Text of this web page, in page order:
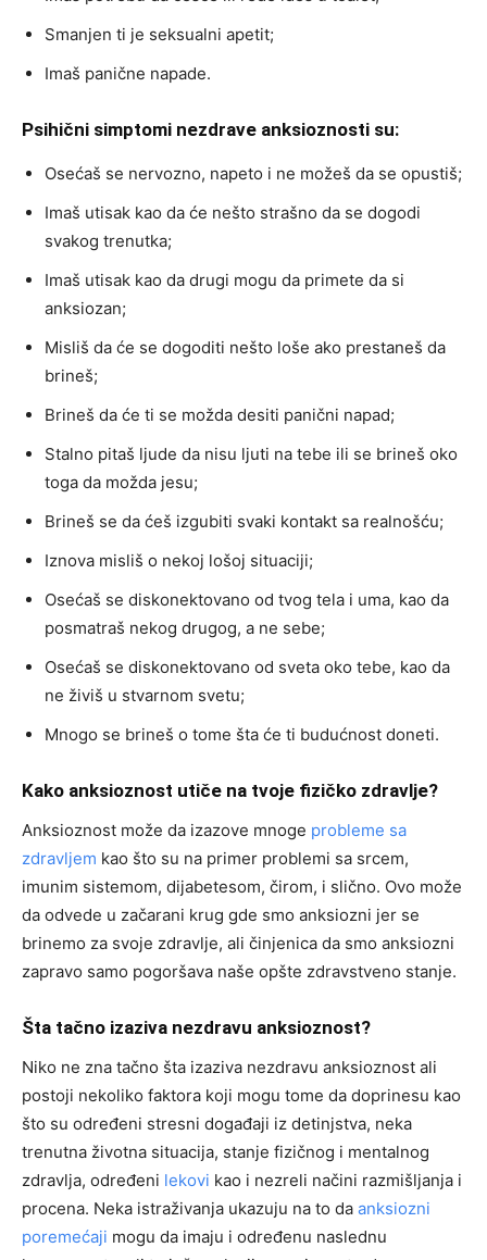
Smanjen ti je seksualni apetit;
Imaš panične napade.
Psihični simptomi nezdrave anksioznosti su:
Osećaš se nervozno, napeto i ne možeš da se opustiš;
Imaš utisak kao da će nešto strašno da se dogodi
svakog trenutka;
Imaš utisak kao da drugi mogu da primete da si
anksiozan;
Misliš da će se dogoditi nešto loše ako prestaneš da
brineš;
Brineš da će ti se možda desiti panični napad;
Stalno pitaš ljude da nisu ljuti na tebe ili se brineš oko
toga da možda jesu;
Brineš se da ćeš izgubiti svaki kontakt sa realnošću;
Iznova misliš o nekoj lošoj situaciji;
Osećaš se diskonektovano od tvog tela i uma, kao da
posmatraš nekog drugog, a ne sebe;
Osećaš se diskonektovano od sveta oko tebe, kao da
ne živiš u stvarnom svetu;
Mnogo se brineš o tome šta će ti budućnost doneti.
Kako anksioznost utiče na tvoje fizičko zdravlje?
Anksioznost može da izazove mnoge probleme sa
zdravljem kao što su na primer problemi sa srcem,
imunim sistemom, dijabetesom, čirom, i slično. Ovo može
da odvede u začarani krug gde smo anksiozni jer se
brinemo za svoje zdravlje, ali činjenica da smo anksiozni
zapravo samo pogoršava naše opšte zdravstveno stanje.
Šta tačno izaziva nezdravu anksioznost?
Niko ne zna tačno šta izaziva nezdravu anksioznost ali
postoji nekoliko faktora koji mogu tome da doprinesu kao
što su određeni stresni događaji iz detinjstva, neka
trenutna životna situacija, stanje fizičnog i mentalnog
zdravlja, određeni lekovi kao i nezreli načini razmišljanja i
procena. Neka istraživanja ukazuju na to da anksiozni
poremećaji mogu da imaju i određenu naslednu